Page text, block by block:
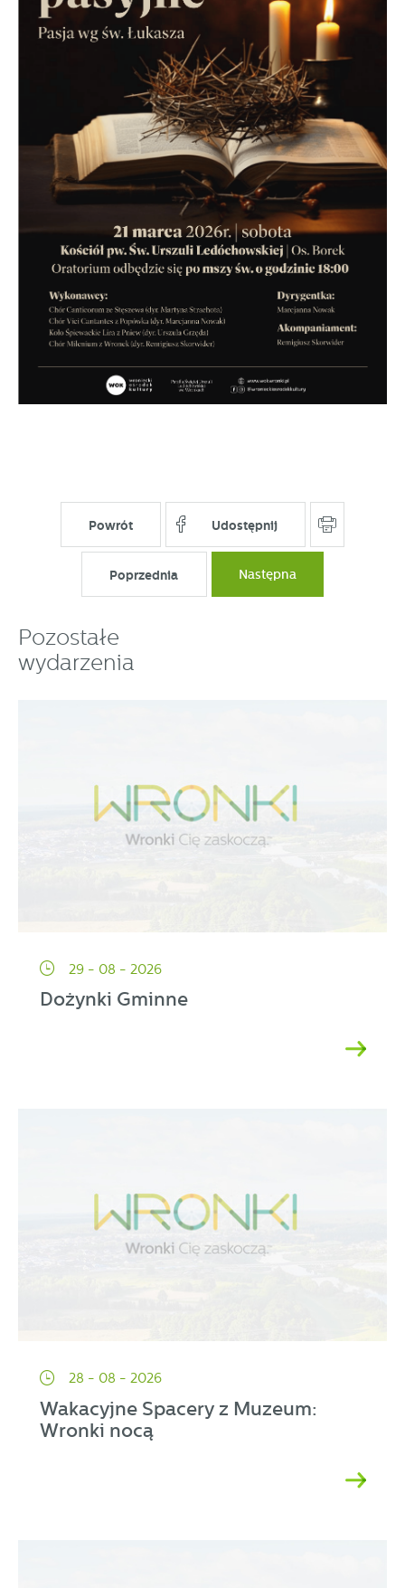
Powrót Udostępnij
Poprzednia Następna
Pozostałe
wydarzenia
29 - 08 - 2026
Dożynki Gminne
28 - 08 - 2026
Wakacyjne Spacery z Muzeum:
Wronki nocą
partnerami oraz innych dostawców usług. Firmy te działają
w charakterze pośredników prezentujących nasze treści w
postaci wiadomości, ofert, komunikatów mediów
społecznościowych.